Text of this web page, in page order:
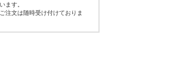
ます。
注文は随時受け付けておりま